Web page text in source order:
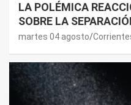
LA POLÉMICA
SOBRE LA
JOAQUI: “¿MI
martes 04 agosto